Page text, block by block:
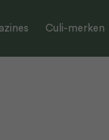
Culi-merken